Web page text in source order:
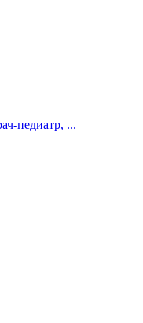
педиатр, ...